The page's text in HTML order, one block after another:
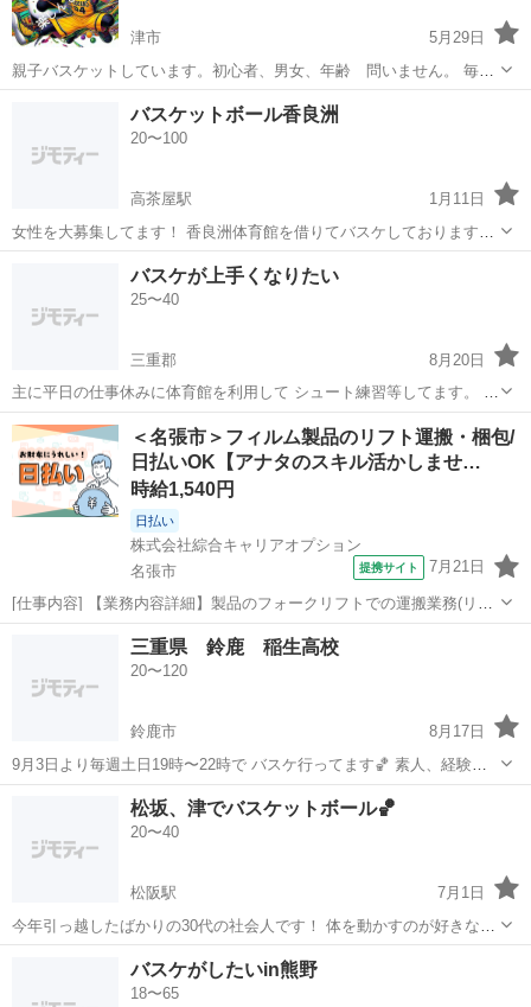
津市
5月29日
親子バスケットしています。初心者、男女、年齢 問いません。 毎週
水曜日 久居農林高校体館 19時半～21時 親子バスケッ トしていま
す。御参加如何でしょうか。 現在、親子バスケット １面、大人バス
ケット １面でバス...
バスケットボール バスケット
バスケットボール香良洲
20〜100
高茶屋駅
1月11日
女性を大募集してます！ 香良洲体育館を借りてバスケしております。
時間は毎回19時45分〜21時30分まで ⭕️令和6年 5/15 水曜 5/29 水曜
6/5 水曜 6/12 水曜 6/21 金曜 6/26 水曜 7/2...
高茶屋駅 バスケットボール
バスケが上手くなりたい
25〜40
三重郡
8月20日
主に平日の仕事休みに体育館を利用して シュート練習等してます。 午
前中が多いです。 ふらっと思い立ってひとりでしてるので 同じような
境遇の人がいればタイミング合えば 一緒に練習したいです！ バスケ以
外だとバレー、バドミントン...
三重 三重郡 バスケットボール バスケ
＜名張市＞フィルム製品のリフト運搬・梱包/
日払いOK【アナタのスキル活かしませ…
時給1,540円
日払い
株式会社綜合キャリアオプション
名張市
提携サイト 7月21日
[仕事内容] 【業務内容詳細】製品のフォークリフトでの運搬業務(リー
チ)、 出荷準備、 梱包業務【取扱製品情報】フィルム製品 。＋お仕事
探しはコンシェルスタッフにおまかせ＋。 あなたのお仕事探しをしっ
かりサポート！ たと...
名張市 工場
三重県 鈴鹿 稲生高校
20〜120
鈴鹿市
8月17日
9月3日より毎週土日19時〜22時で バスケ行ってます🏀 素人、経験者
大歓迎！ 年齢も未成年以外は何歳でも大歓迎！ 未成年の方は保護者同
伴のみ参加受付させてもらいます。 緩い感じで皆でわいわい楽しくバ
スケを やっております。...
鈴鹿市 バスケットボール 未成年
松坂、津でバスケットボール🏀
20〜40
松阪駅
7月1日
今年引っ越したばかりの30代の社会人です！ 体を動かすのが好きなの
でバスケをできるメンバー を募集しています☺️ 僕自身もそんなに上手
くありません！ なので初心者も大歓迎です！ 性別等は特に問いませ
ん！ コメントお待ちしてお...
松阪駅 バスケットボール
バスケがしたいin熊野
18〜65